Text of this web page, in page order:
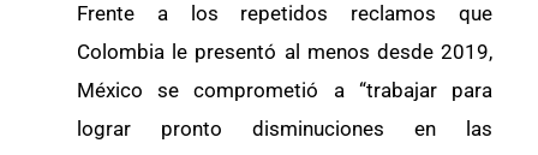
Frente a los repetidos reclamos que
Colombia le presentó al menos desde 2019,
México se comprometió a “trabajar para
lograr pronto disminuciones en las